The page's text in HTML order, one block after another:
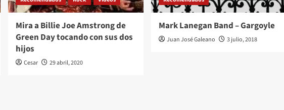
Mira a Billie Joe Amstrong de
Green Day tocando con sus dos
hijos
Cesar 29 abril, 2020
Mark Lanegan Band – Gargoyle
Juan José Galeano 3 julio, 2018